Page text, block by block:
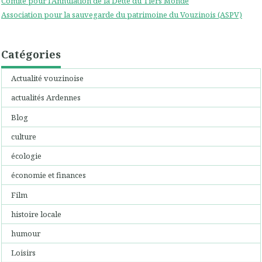
Association pour la sauvegarde du patrimoine du Vouzinois (ASPV)
Catégories
Actualité vouzinoise
actualités Ardennes
Blog
culture
écologie
économie et finances
Film
histoire locale
humour
Loisirs